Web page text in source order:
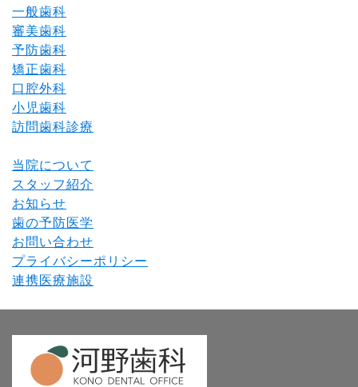
一般歯科
審美歯科
予防歯科
矯正歯科
口腔外科
小児歯科
訪問歯科診療
当院について
スタッフ紹介
お知らせ
歯の予防医学
お問い合わせ
プライバシーポリシー
連携医療施設